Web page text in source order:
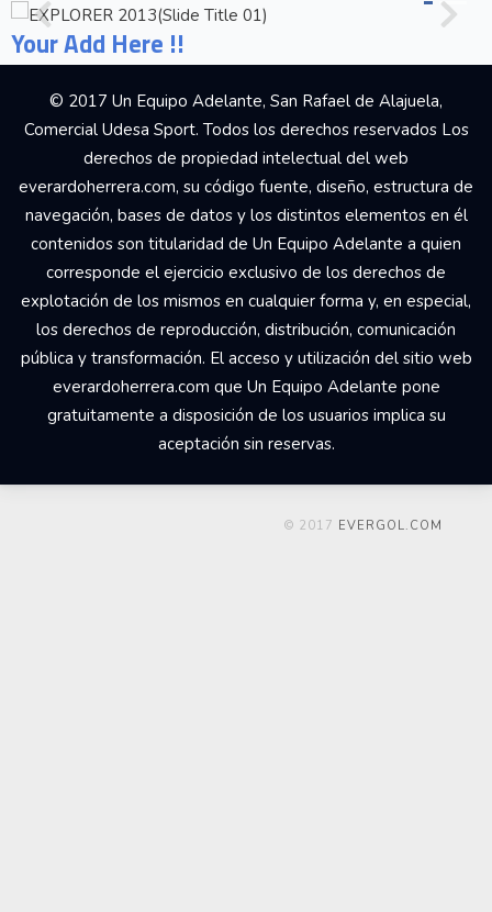
Your Add Here !!
© 2017 Un Equipo Adelante, San Rafael de Alajuela,
Comercial Udesa Sport. Todos los derechos reservados Los
derechos de propiedad intelectual del web
everardoherrera.com, su código fuente, diseño, estructura de
navegación, bases de datos y los distintos elementos en él
contenidos son titularidad de Un Equipo Adelante a quien
corresponde el ejercicio exclusivo de los derechos de
explotación de los mismos en cualquier forma y, en especial,
los derechos de reproducción, distribución, comunicación
pública y transformación. El acceso y utilización del sitio web
everardoherrera.com que Un Equipo Adelante pone
gratuitamente a disposición de los usuarios implica su
aceptación sin reservas.
© 2017 EVERGOL.COM